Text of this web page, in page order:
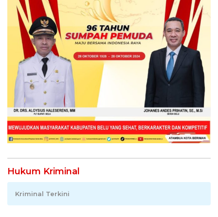
Hukum Kriminal
Kriminal Terkini